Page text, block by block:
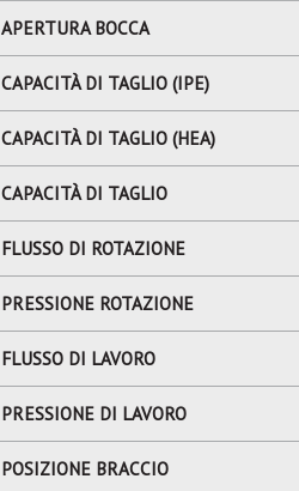
APERTURA BOCCA
CAPACITÀ DI TAGLIO (IPE)
CAPACITÀ DI TAGLIO (HEA)
CAPACITÀ DI TAGLIO
FLUSSO DI ROTAZIONE
PRESSIONE ROTAZIONE
FLUSSO DI LAVORO
PRESSIONE DI LAVORO
POSIZIONE BRACCIO